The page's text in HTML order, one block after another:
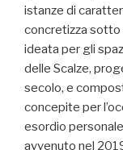
istanze di
concretizza sotto
ideata per gli
delle Scalze,
secolo, e
concepite per
esordio
avvenuto nel